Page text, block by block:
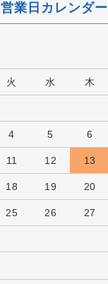
営業日カレンダー
火 水 木
4 5 6
11 12 13
18 19 20
25 26 27